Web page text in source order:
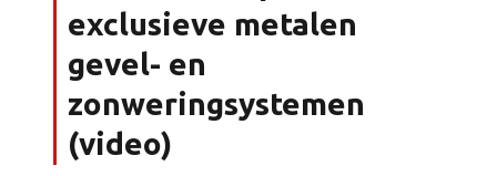
exclusieve metalen
gevel- en
zonweringsystemen
(video)